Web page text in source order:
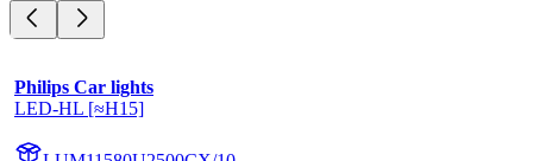
Philips Car lights
LED-HL [≈H15]